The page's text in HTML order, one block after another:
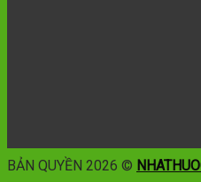
BẢN QUYỀN 2026 ©